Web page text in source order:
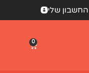
החשבון שלי
0